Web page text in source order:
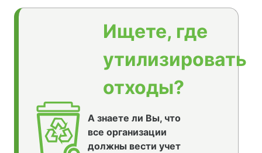
Ищете, где
утилизировать
отходы?
А знаете ли Вы, что
все организации
должны вести учет